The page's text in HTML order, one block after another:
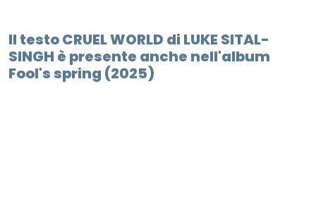
Il testo CRUEL WORLD di LUKE SITAL-
SINGH è presente anche nell'album
Fool's spring (2025)